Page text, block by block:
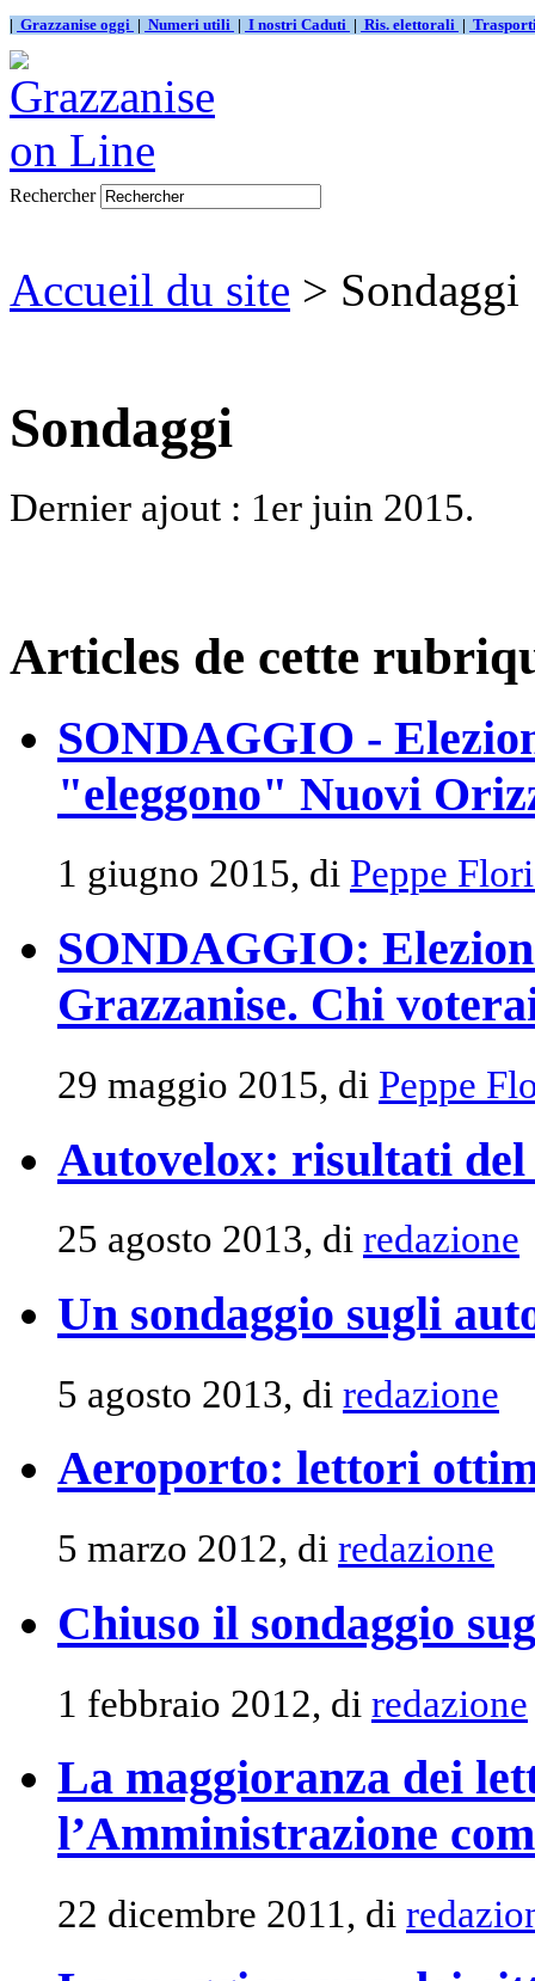
| Grazzanise oggi | Numeri utili | I nostri Caduti | Ris. elettorali |
Rechercher
Accueil du site > Sondaggi
Sondaggi
Dernier ajout : 1er juin 2015.
Articles de cette
SONDAGGIO -
"eleggono" Nuovi
1 giugno 2015, di Peppe
SONDAGGIO:
Grazzanise. Chi
29 maggio 2015, di Peppe
Autovelox: risultati del
25 agosto 2013, di redazione
Un sondaggio sugli
5 agosto 2013, di redazione
Aeroporto: lettori
5 marzo 2012, di redazione
Chiuso il sondaggio
1 febbraio 2012, di redazione
La maggioranza dei
l’Amministrazione
22 dicembre 2011, di